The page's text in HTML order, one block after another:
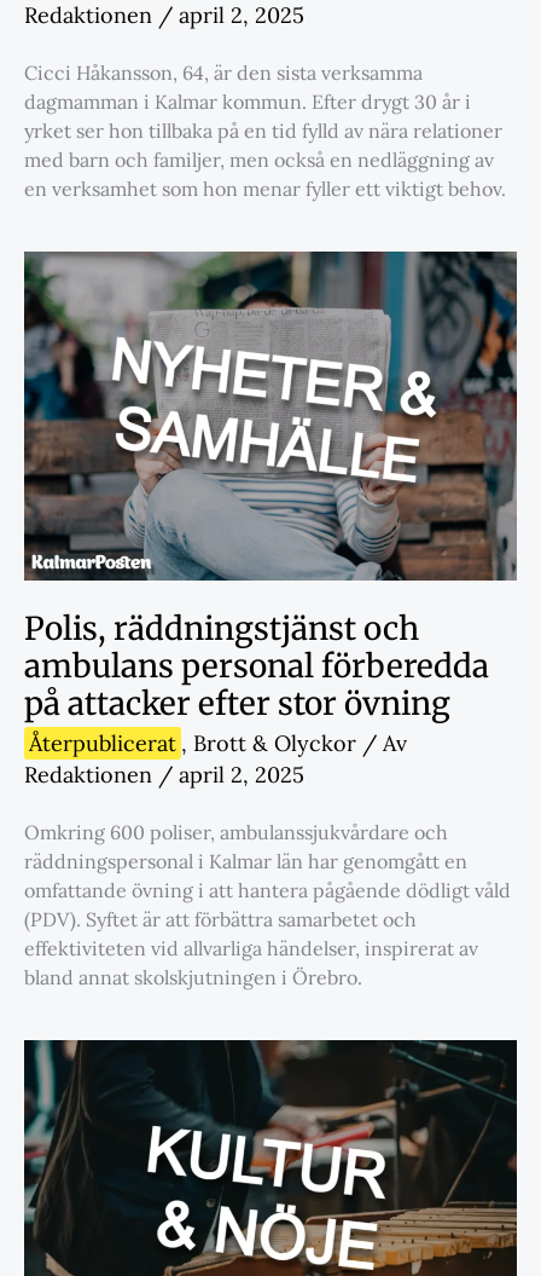
Redaktionen / april 2, 2025
Cicci Håkansson, 64, är den sista verksamma
dagmamman i Kalmar kommun. Efter drygt 30 år i
yrket ser hon tillbaka på en tid fylld av nära relationer
med barn och familjer, men också en nedläggning av
en verksamhet som hon menar fyller ett viktigt behov.
Polis, räddningstjänst och
ambulans personal förberedda
på attacker efter stor övning
Återpublicerat , Brott & Olyckor / Av
Redaktionen / april 2, 2025
Omkring 600 poliser, ambulanssjukvårdare och
räddningspersonal i Kalmar län har genomgått en
omfattande övning i att hantera pågående dödligt våld
(PDV). Syftet är att förbättra samarbetet och
effektiviteten vid allvarliga händelser, inspirerat av
bland annat skolskjutningen i Örebro.